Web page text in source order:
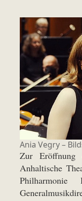
Ania Vegry –
Zur
Anhaltische